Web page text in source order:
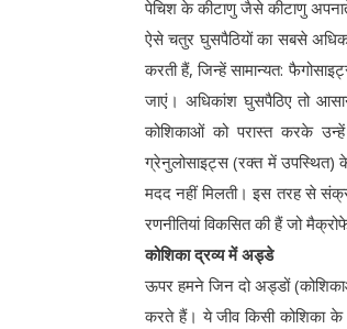
पेचिश के कीटाणु जैसे कीटाणु
ऐसे चतुर घुसपैठियों का सबसे
करती हैं, जिन्हें सामान्यत:
जाएं। अधिकांश घुसपैठिए तो
कोशिकाओं को परास्त करके उन्हें
ग्रेनुलोसाइट्स (रक्त में उपस्थित)
मदद नहीं मिलती। इस तरह से
रणनीतियां विकसित की हैं जो
कोशिका द्रव्य में अड्डे
ऊपर हमने जिन दो अड्डों
करते हैं। ये जीव किसी कोशिका के